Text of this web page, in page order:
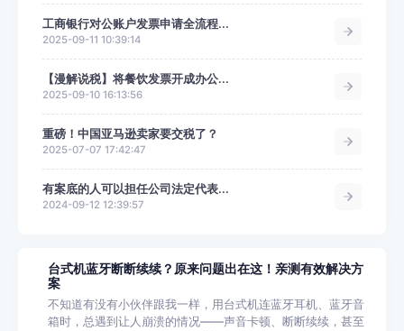
工商银行对公账户发票申请全流程...
2025-09-11 10:39:14
【漫解说税】将餐饮发票开成办公...
2025-09-10 16:13:56
重磅！中国亚马逊卖家要交税了？
2025-07-07 17:42:47
有案底的人可以担任公司法定代表...
2024-09-12 12:39:57
台式机蓝牙断断续续？原来问题出在这！亲测有效解决方
案
不知道有没有小伙伴跟我一样，用台式机连蓝牙耳机、蓝牙音
箱时，总遇到让人崩溃的情况——声音卡顿、断断续续，甚至